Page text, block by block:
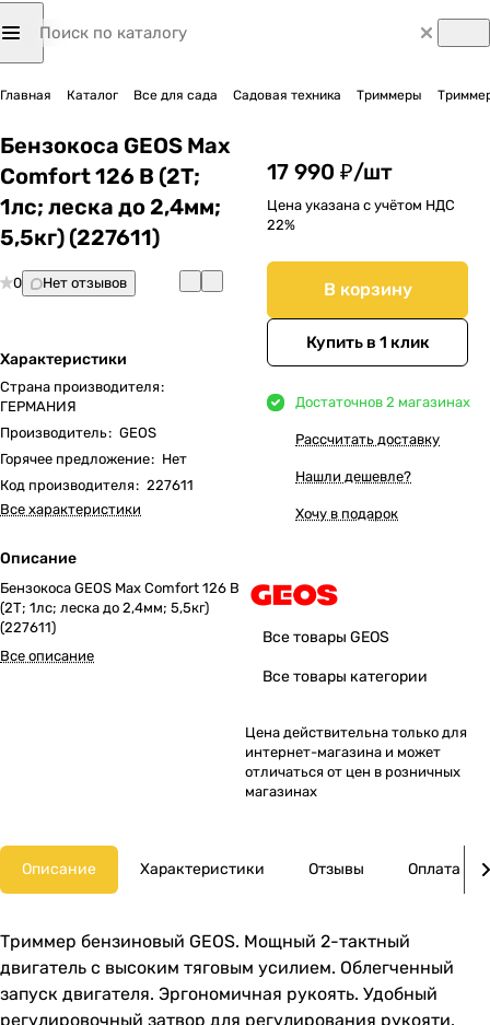
Главная Каталог Все для сада Садовая техника Триммеры
Бензокоса GEOS Max
Comfort 126 B (2Т;
1лс; леска до 2,4мм;
5,5кг) (227611)
0 Нет отзывов
Характеристики
Страна производителя:
ГЕРМАНИЯ
Производитель: GEOS
Горячее предложение: Нет
Код производителя: 227611
Все характеристики
Описание
Бензокоса GEOS Max Comfort 126 B
(2Т; 1лс; леска до 2,4мм; 5,5кг)
(227611)
Все описание
17 990 ₽/шт
Цена указана с учётом НДС
22%
В корзину
Купить в 1 клик
Достаточнов 2 магазинах
Рассчитать доставку
Нашли дешевле?
Хочу в подарок
Все товары GEOS
Все товары категории
Цена действительна только для
интернет-магазина и может
отличаться от цен в розничных
магазинах
Описание Характеристики Отзывы Оплата
Триммер бензиновый GEOS. Мощный 2-тактный
двигатель с высоким тяговым усилием. Облегченный
запуск двигателя. Эргономичная рукоять. Удобный
регулировочный затвор для регулирования рукояти.